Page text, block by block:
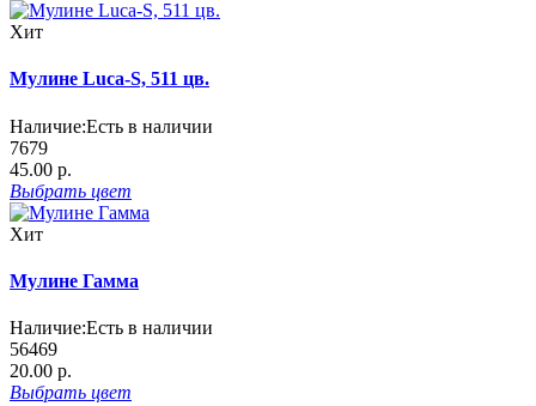
Хит
Мулине Luca-S, 511 цв.
Наличие:Есть в наличии
7679
45.00 р.
Выбрать цвет
Хит
Мулине Гамма
Наличие:Есть в наличии
56469
20.00 р.
Выбрать цвет